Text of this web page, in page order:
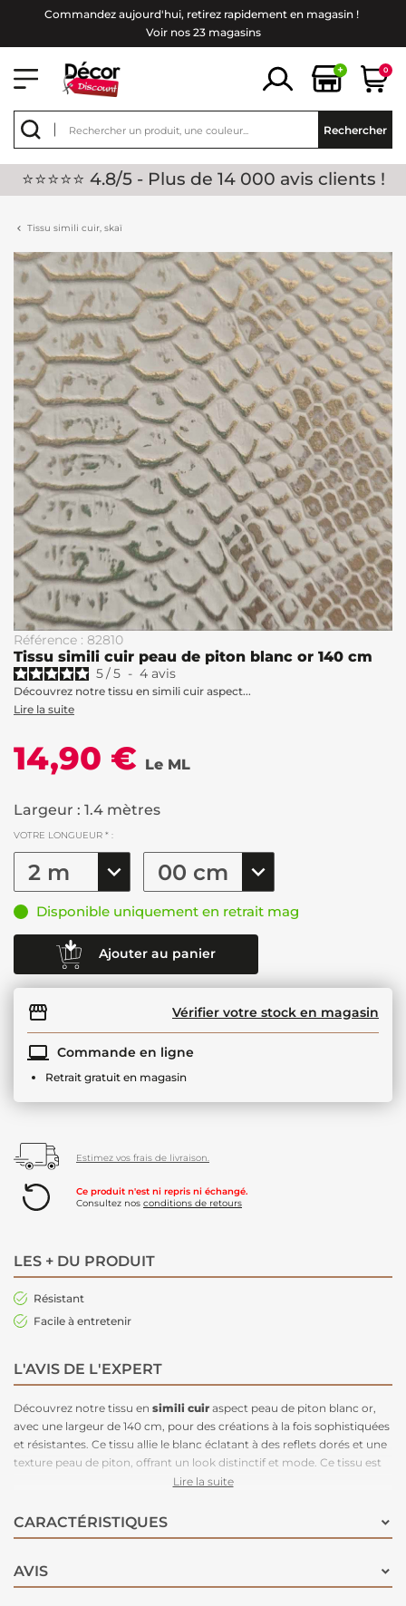
Commandez aujourd'hui, retirez rapidement en magasin !
Voir nos 23 magasins
+ 0
Rechercher
⭐⭐⭐⭐⭐ 4.8/5 - Plus de 14 000 avis clients !
Tissu simili cuir, skaï
Référence : 82810
Tissu simili cuir peau de piton blanc or 140 cm
5/5 - 4 avis
Découvrez notre tissu en simili cuir aspect...
Lire la suite
14,90 € Le ML
Largeur : 1.4 mètres
VOTRE LONGUEUR * :
Disponible uniquement en retrait mag
Ajouter au panier
Vérifier votre stock en magasin
Commande en ligne
Retrait gratuit en magasin
Estimez vos frais de livraison.
Ce produit n'est ni repris ni échangé.
Consultez nos conditions de retours
LES + DU PRODUIT
Résistant
Facile à entretenir
L'AVIS DE L'EXPERT
Découvrez notre tissu en simili cuir aspect peau de piton blanc or,
avec une largeur de 140 cm, pour des créations à la fois sophistiquées
et résistantes. Ce tissu allie le blanc éclatant à des reflets dorés et une
texture peau de piton, offrant un look distinctif et mode. Ce tissu est
pour confectionner des sacs, des accessoires de mode ou
facile à entretenir. Ce simili cuir combine robustesse et originalité à
vos projets créatifs.
Lire la suite
CARACTÉRISTIQUES
AVIS